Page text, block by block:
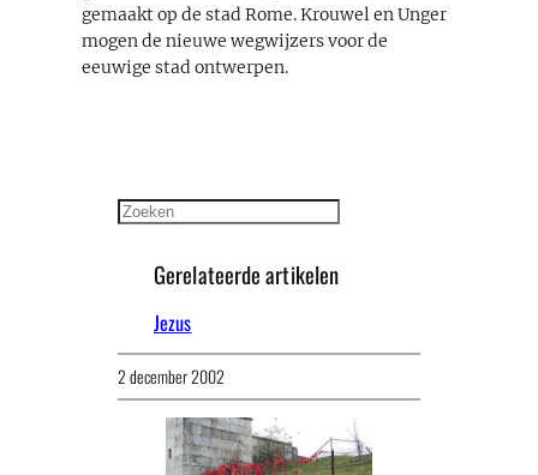
gemaakt op de stad Rome. Krouwel en Unger
mogen de nieuwe wegwijzers voor de
eeuwige stad ontwerpen.
Zoeken
Gerelateerde artikelen
Jezus
2 december 2002